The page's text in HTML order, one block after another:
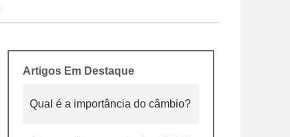
Artigos Em Destaque
Qual é a importância do câmbio?